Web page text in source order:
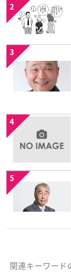
2
3
4
5
関連キーワード